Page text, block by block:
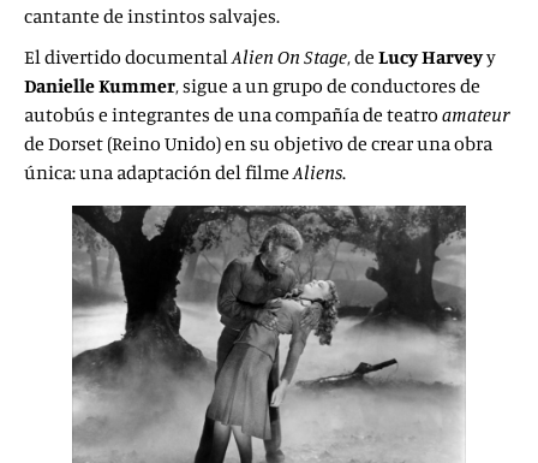
cantante de instintos salvajes.
El divertido documental Alien On Stage, de Lucy Harveyy
Danielle Kummer, sigue a un grupo de conductores de
autobús e integrantes de una compañía de teatro amateur
de Dorset (Reino Unido) en su objetivo de crear una obra
única: una adaptación del filme Aliens.